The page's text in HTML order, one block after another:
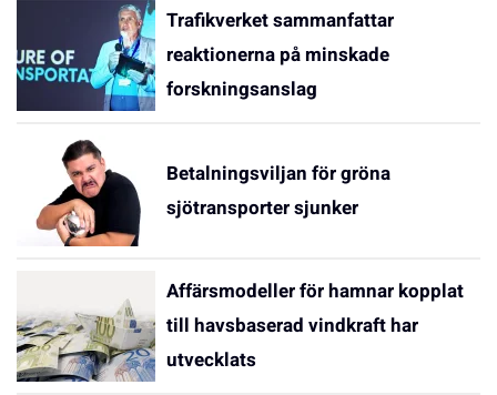
Trafikverket sammanfattar
reaktionerna på minskade
forskningsanslag
Betalningsviljan för gröna
sjötransporter sjunker
Affärsmodeller för hamnar kopplat
till havsbaserad vindkraft har
utvecklats